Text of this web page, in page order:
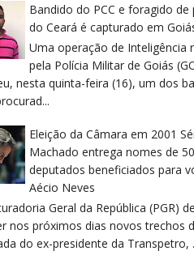
Bandido do PCC e foragido de
do Ceará é capturado em
Uma operação de Inteligência
pela Polícia Militar de Goiás
nesta quinta-feira (16), um dos
Eleição da Câmara em 2001
Machado entrega nomes de 50
deputados beneficiados para
Aécio Neves
Geral da República (PGR)
nos próximos dias novos trechos
do ex-presidente da Transpetro,